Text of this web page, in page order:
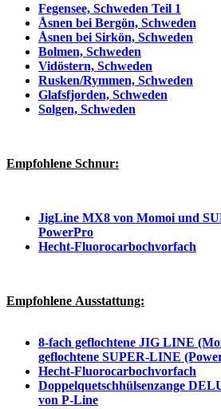
Fegensee, Schweden Teil 1
Åsnen bei Bergön, Schweden
Åsnen bei Sirkön, Schweden
Bolmen, Schweden
Vidöstern, Schweden
Rusken/Rymmen, Schweden
Glafsfjorden, Schweden
Solgen, Schweden
Empfohlene Schnur:
JigLine MX8 von Momoi und
PowerPro
Hecht-Fluorocarbochvorfach
Empfohlene Ausstattung:
8-fach geflochtene JIG LINE
geflochtene SUPER-LINE
Hecht-Fluorocarbochvorfach
Doppelquetschhülsenzange
von P-Line